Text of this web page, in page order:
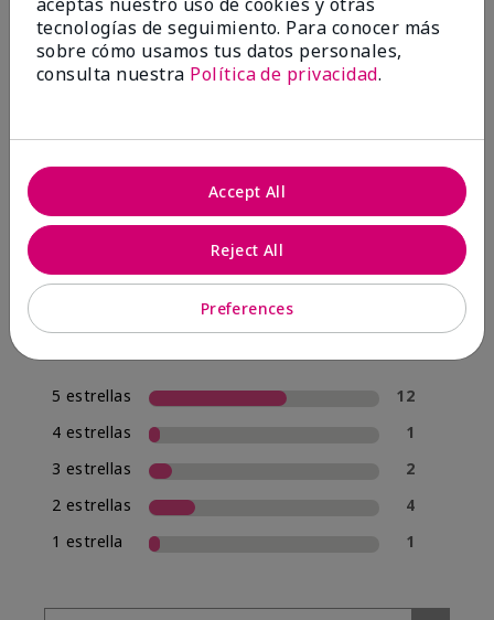
4.0
20 Reseñas
Escribir Una Opinión
70% de los encuestados recomendaría a un amigo.
5 estrellas
12
4 estrellas
1
3 estrellas
2
2 estrellas
4
1 estrella
1
tecnologías de seguimiento. Para conocer más
sobre cómo usamos tus datos personales,
consulta nuestra Política de privacidad.
Preferences
Reject All
Accept All